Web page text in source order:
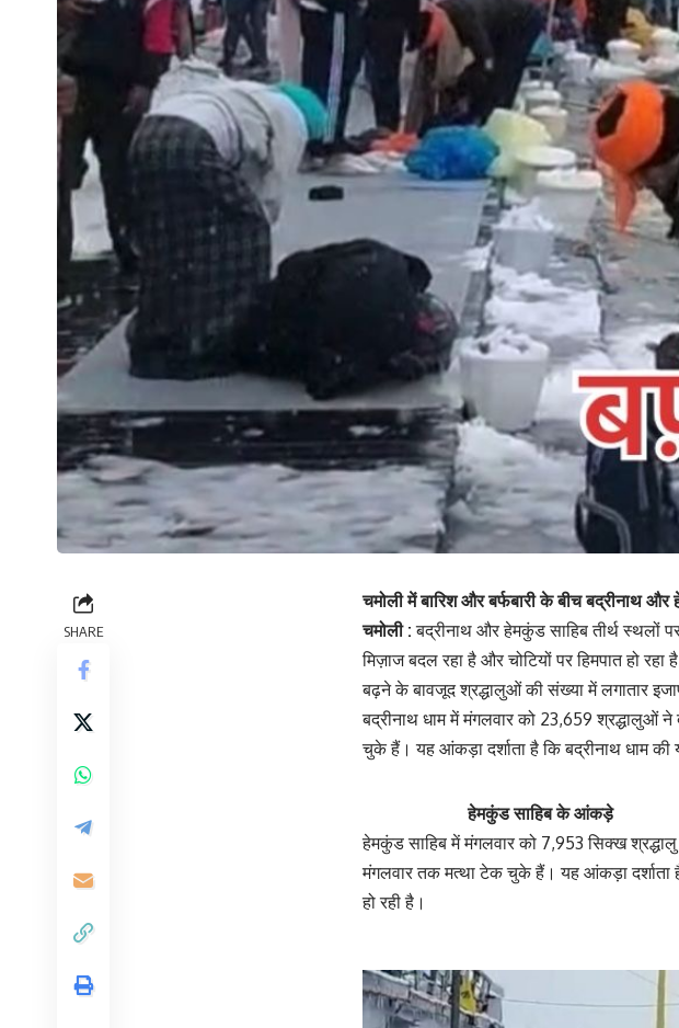
SHARE
चमोली में बारिश और बर्फबारी के बीच बद्रीनाथ और
चमोली : बद्रीनाथ और हेमकुंड साहिब तीर्थ स्थलों
मिज़ाज बदल रहा है और चोटियों पर हिमपात हो
बढ़ने के बावजूद श्रद्धालुओं की संख्या में लगातार
बद्रीनाथ धाम में मंगलवार को 23,659
चुके हैं। यह आंकड़ा दर्शाता है कि बद्रीनाथ धाम की
हेमकुंड साहिब के आंकड़े
हेमकुंड साहिब में मंगलवार को 7,953 सिक्ख
मंगलवार तक मत्था टेक चुके हैं। यह आंकड़ा दर्शाता है
हो रही है।